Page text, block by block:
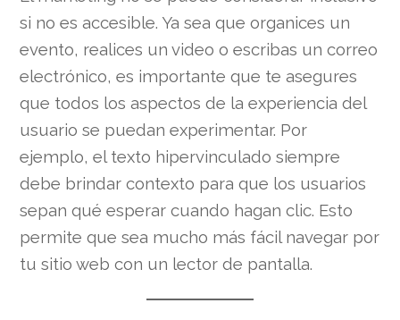
si no es accesible. Ya sea que organices un
evento, realices un video o escribas un correo
electrónico, es importante que te asegures
que todos los aspectos de la experiencia del
usuario se puedan experimentar. Por
ejemplo, el texto hipervinculado siempre
debe brindar contexto para que los usuarios
sepan qué esperar cuando hagan clic. Esto
permite que sea mucho más fácil navegar por
tu sitio web con un lector de pantalla.